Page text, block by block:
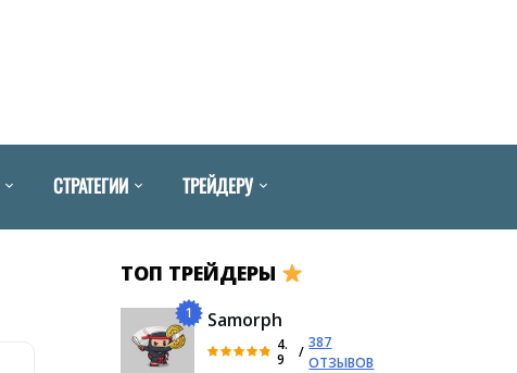
СТРАТЕГИИ ТРЕЙДЕРУ
ТОП ТРЕЙДЕРЫ
1 Samorph
4.
9
/
387
ОТЗЫВОВ